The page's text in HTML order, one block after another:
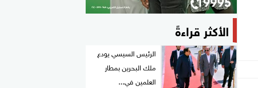
الأكثر قراءةً
الرئيس السيسي يودع
ملك البحرين بمطار
العلمين في...